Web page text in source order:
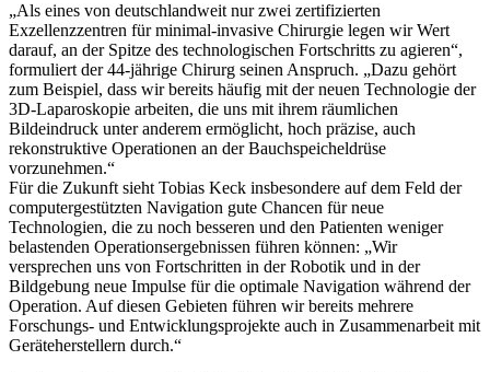
„Als eines von deutschlandweit nur zwei zertifizierten
Exzellenzzentren für minimal-invasive Chirurgie legen wir Wert
darauf, an der Spitze des technologischen Fortschritts zu agieren“,
formuliert der 44-jährige Chirurg seinen Anspruch. „Dazu gehört
zum Beispiel, dass wir bereits häufig mit der neuen Technologie der
3D-Laparoskopie arbeiten, die uns mit ihrem räumlichen
Bildeindruck unter anderem ermöglicht, hoch präzise, auch
rekonstruktive Operationen an der Bauchspeicheldrüse
vorzunehmen.“
Für die Zukunft sieht Tobias Keck insbesondere auf dem Feld der
computergestützten Navigation gute Chancen für neue
Technologien, die zu noch besseren und den Patienten weniger
belastenden Operationsergebnissen führen können: „Wir
versprechen uns von Fortschritten in der Robotik und in der
Bildgebung neue Impulse für die optimale Navigation während der
Operation. Auf diesen Gebieten führen wir bereits mehrere
Forschungs- und Entwicklungsprojekte auch in Zusammenarbeit mit
Geräteherstellern durch.“